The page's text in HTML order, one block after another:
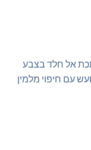
אל חלד בצבע
עם חיפוי מלמין